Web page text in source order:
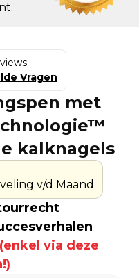
Vragen
met
kalknagels
v/d Maand
via deze